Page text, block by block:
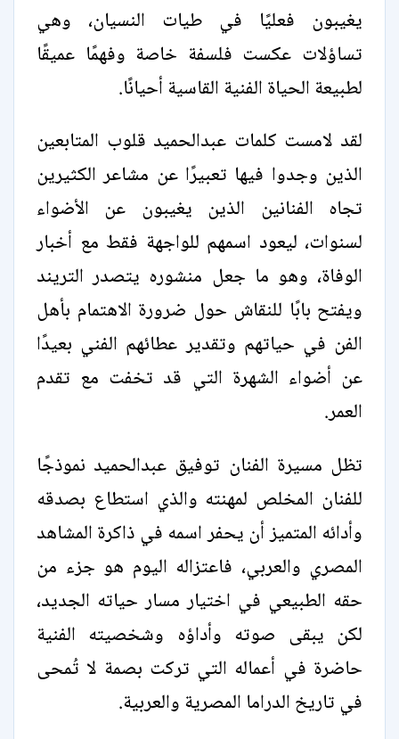
يغيبون فعليًا في طيات النسيان، وهي
تساؤلات عكست فلسفة خاصة وفهمًا عميقًا
لطبيعة الحياة الفنية القاسية أحيانًا.
لقد لامست كلمات عبدالحميد قلوب المتابعين
الذين وجدوا فيها تعبيرًا عن مشاعر الكثيرين
تجاه الفنانين الذين يغيبون عن الأضواء
لسنوات، ليعود اسمهم للواجهة فقط مع أخبار
الوفاة، وهو ما جعل منشوره يتصدر التريند
ويفتح بابًا للنقاش حول ضرورة الاهتمام بأهل
الفن في حياتهم وتقدير عطائهم الفني بعيدًا
عن أضواء الشهرة التي قد تخفت مع تقدم
العمر.
تظل مسيرة الفنان توفيق عبدالحميد نموذجًا
للفنان المخلص لمهنته والذي استطاع بصدقه
وأدائه المتميز أن يحفر اسمه في ذاكرة المشاهد
المصري والعربي، فاعتزاله اليوم هو جزء من
حقه الطبيعي في اختيار مسار حياته الجديد،
لكن يبقى صوته وأداؤه وشخصيته الفنية
حاضرة في أعماله التي تركت بصمة لا تُمحى
في تاريخ الدراما المصرية والعربية.